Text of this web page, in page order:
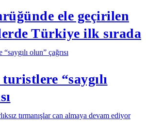
ele geçirilen
Türkiye ilk sırada
“saygılı